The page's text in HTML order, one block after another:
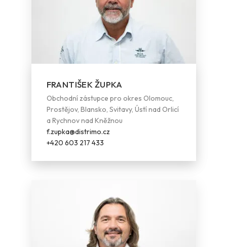
FRANTIŠEK ŽUPKA
Obchodní zástupce pro okres Olomouc,
Prostějov, Blansko, Svitavy, Ústí nad Orlicí
a Rychnov nad Kněžnou
f.zupka@distrimo.cz
+420 603 217 433